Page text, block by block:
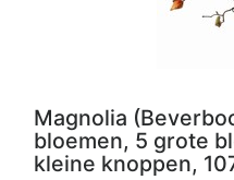
Magnolia
bloemen, 5 grote
kleine knoppen,